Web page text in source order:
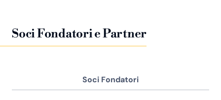
Soci Fondatori e Partner
Soci Fondatori